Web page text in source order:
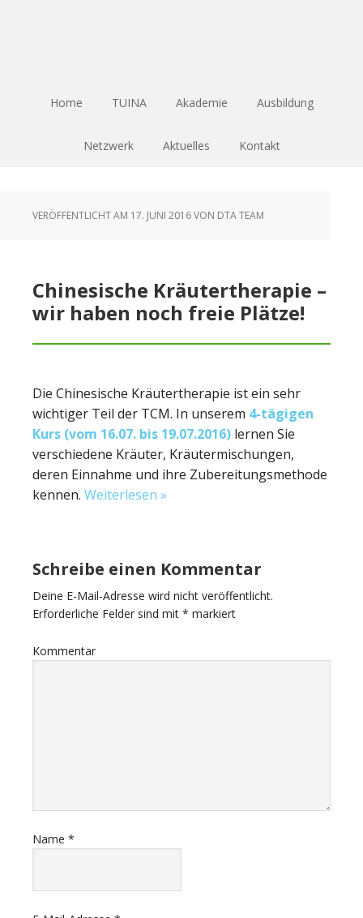
Home TUINA Akademie Ausbildung
Netzwerk Aktuelles Kontakt
VERÖFFENTLICHT AM 17. JUNI 2016VON DTA TEAM
Chinesische Kräutertherapie –
wir haben noch freie Plätze!
Die Chinesische Kräutertherapie ist ein sehr
wichtiger Teil der TCM. In unserem 4-tägigen
Kurs (vom 16.07. bis 19.07.2016) lernen Sie
verschiedene Kräuter, Kräutermischungen,
deren Einnahme und ihre Zubereitungsmethode
kennen. Weiterlesen »
Schreibe einen Kommentar
Deine E-Mail-Adresse wird nicht veröffentlicht.
Erforderliche Felder sind mit * markiert
Kommentar
Name *